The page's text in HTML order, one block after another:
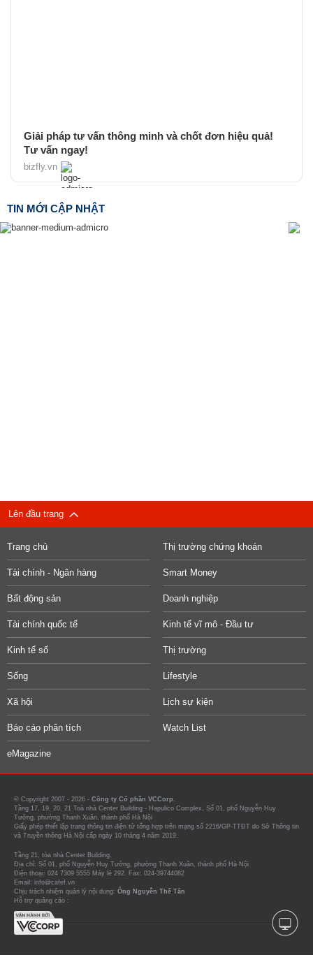
Giải pháp tư vấn thông minh và chốt đơn hiệu quả!
Tư vấn ngay!
bizfly.vn
TIN MỚI CẬP NHẬT
Lên đầu trang
Trang chủ Thị trường chứng khoán
Tài chính - Ngân hàng Smart Money
Bất động sản Doanh nghiệp
Tài chính quốc tế Kinh tế vĩ mô - Đầu tư
Kinh tế số Thị trường
Sống Lifestyle
Xã hội Lịch sự kiện
Báo cáo phân tích Watch List
eMagazine
© Copyright 2007 - 2026 - Công ty Cổ phần VCCorp.
Tầng 17, 19, 20, 21 Toà nhà Center Building - Hapulico Complex, Số 01, phố Nguyễn Huy
Tưởng, phường Thanh Xuân, thành phố Hà Nội
Giấy phép thiết lập trang thông tin điện tử tổng hợp trên mạng số 2216/GP-TTĐT do Sở Thông tin
và Truyền thông Hà Nội cấp ngày 10 tháng 4 năm 2019.
Tầng 21, tòa nhà Center Building.
Địa chỉ: Số 01, phố Nguyễn Huy Tưởng, phường Thanh Xuân, thành phố Hà Nội
Điện thoại: 024 7309 5555 Máy lẻ 292. Fax: 024-39744082
Email: info@cafef.vn
Chịu trách nhiệm quản lý nội dung: Ông Nguyễn Thế Tân
Hỗ trợ quảng cáo :